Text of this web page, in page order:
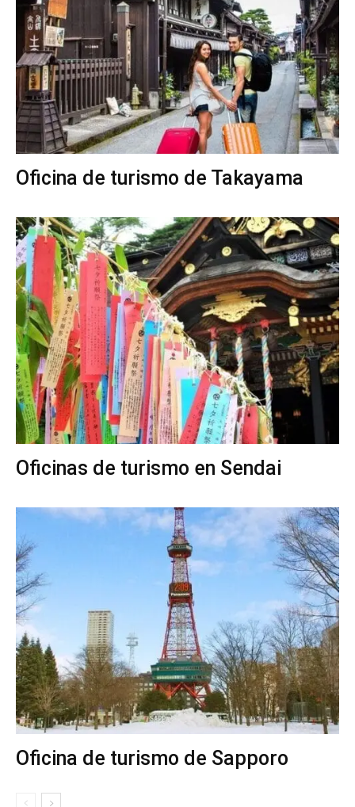
Oficina de turismo de Takayama
Oficinas de turismo en Sendai
Oficina de turismo de Sapporo